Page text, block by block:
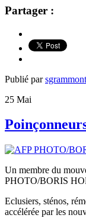
Partager :
Publié parsgrammont
25 Mai
Un membre du
PHOTO/BORIS
Eclusiers, sténos,
accélérée par les